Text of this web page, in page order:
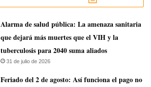
​Alarma de salud pública: La amenaza sanitaria
que dejará más muertes que el VIH y la
tuberculosis para 2040 suma aliados
31 de julio de 2026
Feriado del 2 de agosto: Así funciona el pago no